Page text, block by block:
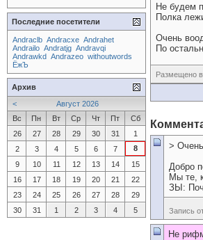
Не будем
Полка
Очень
По
Размещено в
>
Добро
Мы те,
ЗЫ:
Запись
Не
Последние посетители
Andraclb Andracxe Andrahet
Andrailo Andratjg Andravqi
Andrawkd Andrazeo withoutwords
ЁжЪ
Архив
<
Август 2026
Вс
Пн Вт Ср Чт Пт
Сб
26
27 28 29 30 31
1
2
3 4 5 6 7
8
9
10 11 12 13 14
15
16
17 18 19 20 21
22
23
24 25 26 27 28
29
30
31 1 2 3 4 5